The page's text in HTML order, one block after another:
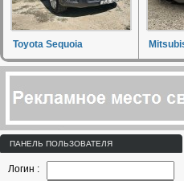
Toyota Sequoia
ПАНЕЛЬ ПОЛЬЗОВАТЕЛЯ
Логин :